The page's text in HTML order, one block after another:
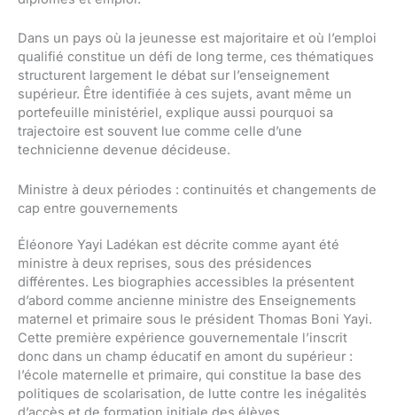
Dans un pays où la jeunesse est majoritaire et où l’emploi
qualifié constitue un défi de long terme, ces thématiques
structurent largement le débat sur l’enseignement
supérieur. Être identifiée à ces sujets, avant même un
portefeuille ministériel, explique aussi pourquoi sa
trajectoire est souvent lue comme celle d’une
technicienne devenue décideuse.
Ministre à deux périodes : continuités et changements de
cap entre gouvernements
Éléonore Yayi Ladékan est décrite comme ayant été
ministre à deux reprises, sous des présidences
différentes. Les biographies accessibles la présentent
d’abord comme ancienne ministre des Enseignements
maternel et primaire sous le président Thomas Boni Yayi.
Cette première expérience gouvernementale l’inscrit
donc dans un champ éducatif en amont du supérieur :
l’école maternelle et primaire, qui constitue la base des
politiques de scolarisation, de lutte contre les inégalités